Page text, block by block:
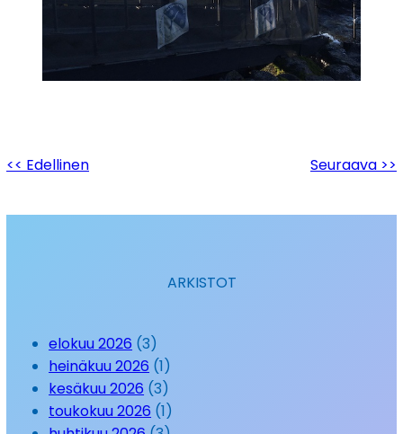
<< Edellinen Seuraava >>
ARKISTOT
elokuu 2026 (3)
heinäkuu 2026 (1)
kesäkuu 2026 (3)
toukokuu 2026 (1)